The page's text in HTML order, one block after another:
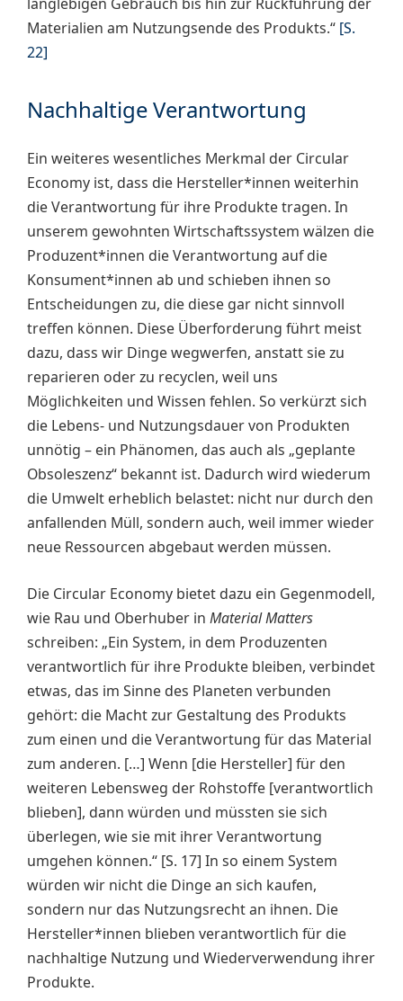
Materialien am Nutzungsende des Pro­dukts.“ [S.
22]
Nachhaltige Verantwortung
Ein weiteres wesentliches Merkmal der Circular
Economy ist, dass die Hersteller*innen weiterhin
die Verantwortung für ihre Produkte tragen. In
unserem gewohnten Wirtschaftssystem wälzen die
Produzent*innen die Verantwortung auf die
Konsument*innen ab und schieben ihnen so
Entscheidungen zu, die diese gar nicht sinnvoll
treffen können. Diese Überforderung führt meist
dazu, dass wir Dinge wegwerfen, anstatt sie zu
reparieren oder zu recyclen, weil uns
Möglichkeiten und Wissen fehlen. So verkürzt sich
die Lebens- und Nutzungsdauer von Produkten
unnötig – ein Phänomen, das auch als „geplante
Obsoleszenz“ bekannt ist. Dadurch wird wiederum
die Umwelt erheblich belastet: nicht nur durch den
anfallenden Müll, sondern auch, weil immer wieder
neue Ressourcen abgebaut werden müssen.
Die Circular Economy bietet dazu ein Gegenmodell,
wie Rau und Oberhuber in Material Matters
schreiben: „Ein System, in dem Produzenten
verantwortlich für ihre Produkte bleiben, verbindet
etwas, das im Sinne des Planeten verbunden
gehört: die Macht zur Gestaltung des Produkts
zum einen und die Verantwortung für das Material
zum anderen. […] Wenn [die Hersteller] für den
weiteren Lebensweg der Rohstoffe [verantwortlich
blieben], dann würden und müssten sie sich
überlegen, wie sie mit ihrer Verantwortung
umgehen können.“ [S. 17] In so einem System
würden wir nicht die Dinge an sich kaufen,
sondern nur das Nutzungsrecht an ihnen. Die
Hersteller*innen blieben verantwortlich für die
nachhaltige Nutzung und Wiederverwendung ihrer
Produkte.